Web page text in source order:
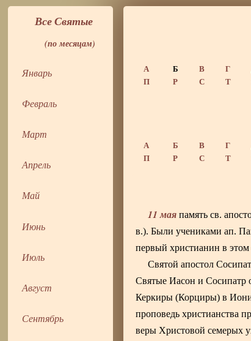
Все Святые
(по месяцам)
Январь
Февраль
Март
Апрель
Май
Июнь
Июль
Август
Сентябрь
А Б В Г
П
Р С Т
А Б В Г
П
Р С Т
11 мая память св.
в.). Были учениками ап.
первый христианин в
Святой апостол
Святые Иасон и Сосипатр
Керкиры (Корциры) в
проповедь христианства
веры Христовой семерых